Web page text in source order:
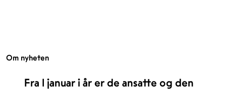
Om nyheten
Fra 1 januar i år er de ansatte og den